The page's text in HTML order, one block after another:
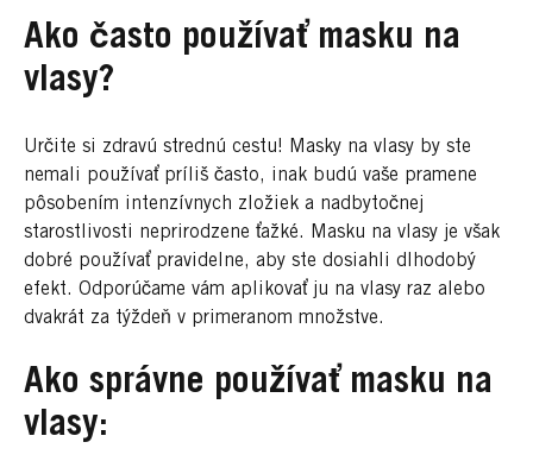
Ako často používať masku na
vlasy?
Určite si zdravú strednú cestu! Masky na vlasy by ste
nemali používať príliš často, inak budú vaše pramene
pôsobením intenzívnych zložiek a nadbytočnej
starostlivosti neprirodzene ťažké. Masku na vlasy je však
dobré používať pravidelne, aby ste dosiahli dlhodobý
efekt. Odporúčame vám aplikovať ju na vlasy raz alebo
dvakrát za týždeň v primeranom množstve.
Ako správne používať masku na
vlasy: